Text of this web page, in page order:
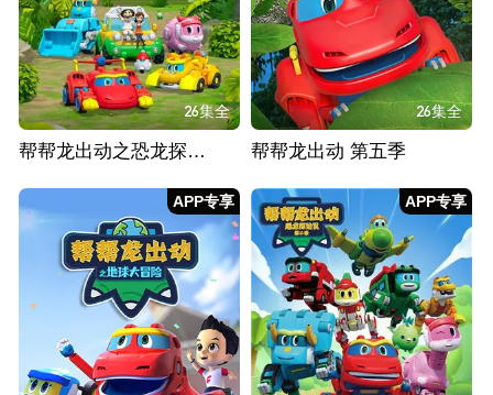
26集全
帮帮龙出动之恐龙探险队 第一季
26集全
帮帮龙出动 第五季
APP专享 APP专享